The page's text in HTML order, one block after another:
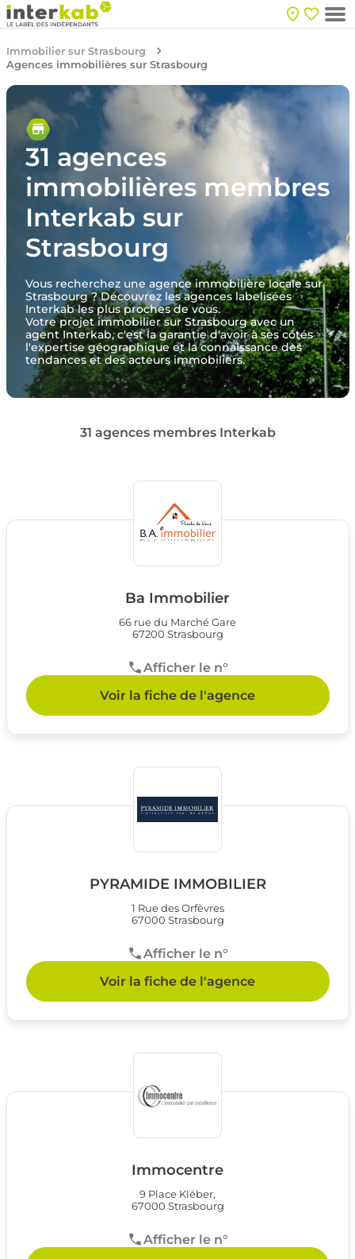
Immobilier sur Strasbourg
Agences immobilières sur Strasbourg
31 agences
immobilières membres
Interkab sur
Strasbourg
Vous recherchez une agence immobilière locale sur
Strasbourg ? Découvrez les agences labelisées
Interkab les plus proches de vous.
Votre projet immobilier sur Strasbourg avec un
agent Interkab, c'est la garantie d'avoir à ses côtés
l'expertise géographique et la connaissance des
tendances et des acteurs immobiliers.
31 agences membres Interkab
Ba Immobilier
66 rue du Marché Gare
67200 Strasbourg
Afficher le n°
Voir la fiche de l'agence
PYRAMIDE IMMOBILIER
1 Rue des Orfèvres
67000 Strasbourg
Afficher le n°
Voir la fiche de l'agence
Immocentre
9 Place Kléber,
67000 Strasbourg
Afficher le n°